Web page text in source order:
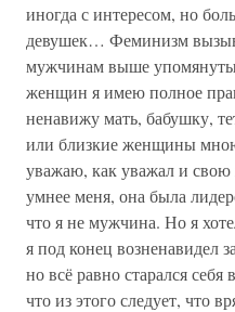
иногда с интересом, но
девушек… Феминизм
мужчинам выше
женщин я имею полное
ненавижу мать, бабушку,
или близкие женщины
уважаю, как уважал и
умнее меня, она была
что я не мужчина. Но я
я под конец возненавидел
но всё равно старался
что из этого следует, что